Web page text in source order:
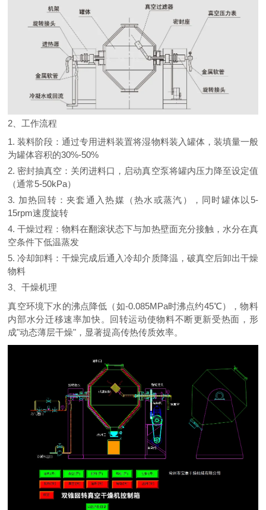
2、工作流程
1. 装料阶段：通过专用进料装置将湿物料装入罐体，装填量一般
为罐体容积的30%-50%
2. 密封抽真空：关闭进料口，启动真空泵将罐内压力降至设定值
（通常5-50kPa）
3. 加热回转：夹套通入热媒（热水或蒸汽），同时罐体以5-
15rpm速度旋转
4. 干燥过程：物料在翻滚状态下与加热壁面充分接触，水分在真
空条件下低温蒸发
5. 冷却卸料：干燥完成后通入冷却介质降温，破真空后卸出干燥
物料
3、干燥机理
真空环境下水的沸点降低（如-0.085MPa时沸点约45℃），物料
内部水分迁移速率加快。回转运动使物料不断更新受热面，形
成"动态薄层干燥"，显著提高传热传质效率。